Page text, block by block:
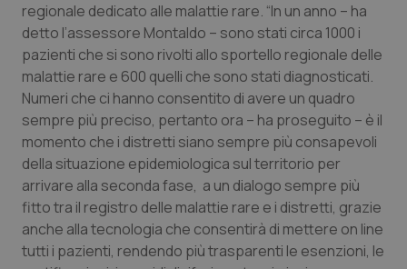
Friuli Venezia Giulia
Lazio
Liguria
Lombardia
Marche
Molise
Dermatite Atopica
Diabete & glucometri
Disturbi dell’umore
Dolore
Donna & Salute
Epatiti
regionale dedicato alle malattie rare. “In un anno – ha
detto l’assessore Montaldo – sono stati circa 1000 i
pazienti che si sono rivolti allo sportello regionale delle
malattie rare e 600 quelli che sono stati diagnosticati.
Numeri che ci hanno consentito di avere un quadro
sempre più preciso, pertanto ora – ha proseguito – è il
momento che i distretti siano sempre più consapevoli
della situazione epidemiologica sul territorio per
arrivare alla seconda fase, a un dialogo sempre più
fitto tra il registro delle malattie rare e i distretti, grazie
anche alla tecnologia che consentirà di mettere on line
tutti i pazienti, rendendo più trasparenti le esenzioni, le